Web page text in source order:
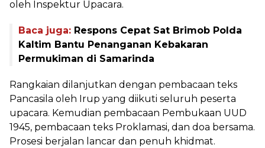
oleh Inspektur Upacara.
Baca juga: Respons Cepat Sat Brimob Polda
Kaltim Bantu Penanganan Kebakaran
Permukiman di Samarinda
Rangkaian dilanjutkan dengan pembacaan teks
Pancasila oleh Irup yang diikuti seluruh peserta
upacara. Kemudian pembacaan Pembukaan UUD
1945, pembacaan teks Proklamasi, dan doa bersama.
Prosesi berjalan lancar dan penuh khidmat.